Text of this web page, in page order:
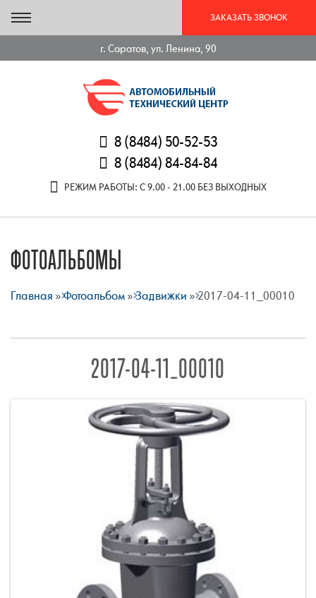
ЗАКАЗАТЬ ЗВОНОК
г. Саратов, ул. Ленина, 90
8 (8484) 50-52-53
8 (8484) 84-84-84
РЕЖИМ РАБОТЫ: С 9.00 - 21.00 БЕЗ ВЫХОДНЫХ
ФОТОАЛЬБОМЫ
Главная »Фотоальбом»Задвижки » 2017-04-11_00010
2017-04-11_00010